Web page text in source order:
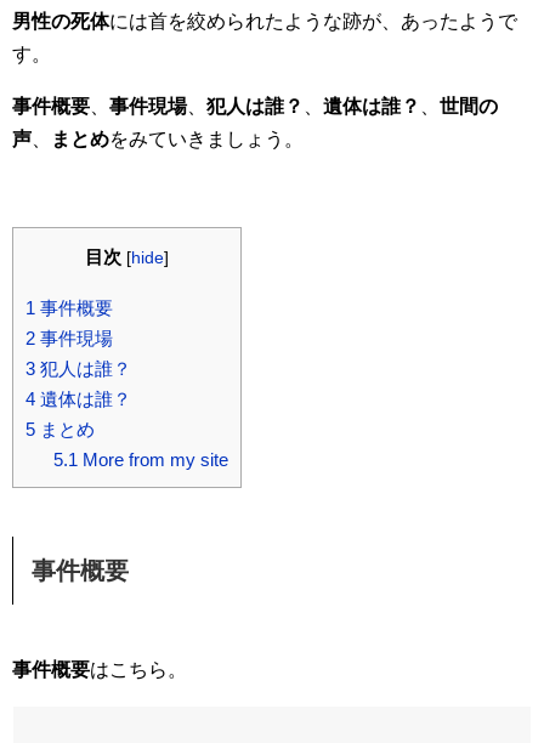
男性の死体には首を絞められたような跡が、あったようで
す。
事件概要 事件現場、 犯人は誰？ 遺体は誰？
世間の
声
まとめをみていきましょう。
目次 [hide]
1 事件概要
2 事件現場
3 犯人は誰？
4 遺体は誰？
5 まとめ
5.1 More from my site
事件概要
事件概要はこちら。